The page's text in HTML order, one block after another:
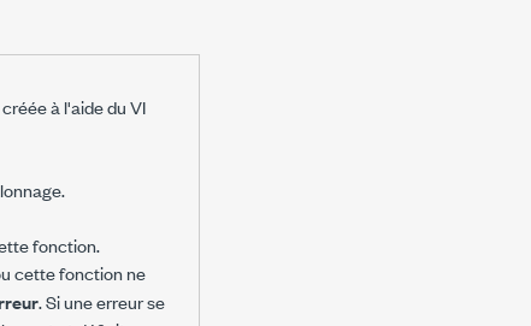
à l'aide du VI
fonction.
cette fonction ne
. Si une erreur se